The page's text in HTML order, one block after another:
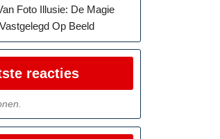
Foto Illusie: De Magie
Op Beeld
reacties